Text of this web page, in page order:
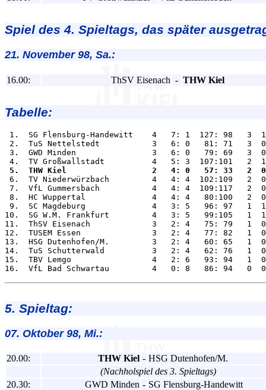
Spiel des 4. Spieltags, das später
21. November 98, Sa.:
16.00: ThSV Eisenach - THW Kiel
Tabelle:
1.  SG Flensburg-Handewitt    4   7: 1  127: 98   3
2.  TuS Nettelstedt           3   6: 0   81: 71   3
3.  GWD Minden                3   6: 0   79: 69   3
5.  THW Kiel                  2   4: 0   57: 33   2
6.  TV Niederwürzbach         4   4: 4  102:109   2
7.  VfL Gummersbach           4   4: 4  109:117   2
8.  HC Wuppertal              4   4: 4   80:100   2
9.  SC Magdeburg              4   3: 5   96: 97   1
10.  SG W.M. Frankfurt         4   3: 5   99:105   1
11.  ThSV Eisenach             3   2: 4   75: 79   1
12.  TUSEM Essen               3   2: 4   77: 82   1
13.  HSG Dutenhofen/M.         3   2: 4   60: 65   1
14.  TuS Schutterwald          3   2: 4   62: 76   1
15.  TBV Lemgo                 4   2: 6   93: 94   1
5. Spieltag:
07. Oktober 98, Mi.:
20.00: THW Kiel - HSG Dutenhofen/M.
(Nachholspiel des 3. Spieltags)
20.30:
GWD Minden - SG Flensburg-Handewitt